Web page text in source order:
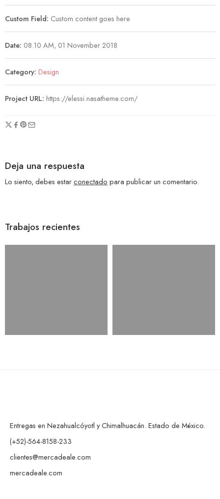
Custom Field: Custom content goes here
Date: 08.10 AM, 01 November 2018
Category: Design
Project URL: https://elessi.nasatheme.com/
Deja una respuesta
Lo siento, debes estarconectado para publicar un comentario.
Trabajos recientes
Entregas en Nezahualcóyotl y Chimalhuacán. Estado de México.
(+52)-564-8158-233
clientes@mercadeale.com
mercadeale.com